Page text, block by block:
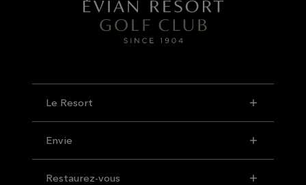
Le Resort
Envie
Restaurez-vous